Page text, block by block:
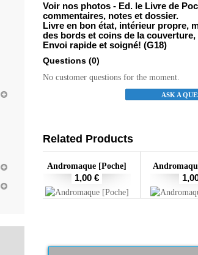
Voir nos photos - Ed. le Livre de
commentaires, notes et dossier.
Livre en bon état, intérieur propre,
des bords et coins de la
Envoi rapide et soigné! (G18)
Questions (0)
No customer questions for the moment.
ASK A
Related Products
Andromaque [Poche]
1,00 €